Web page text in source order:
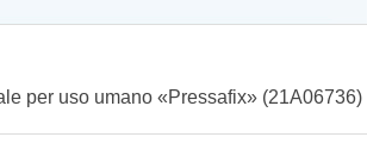
per uso umano «Pressafix» (21A06736)